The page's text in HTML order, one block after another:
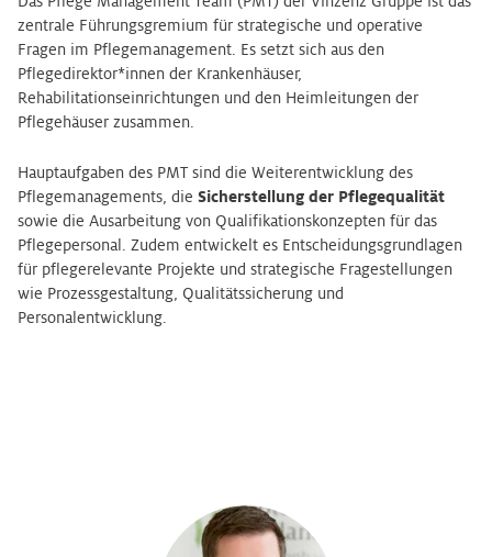
zentrale Führungsgremium für strategische und operative
Fragen im Pflegemanagement. Es setzt sich aus den
Pflegedirektor*innen der Krankenhäuser,
Rehabilitationseinrichtungen und den Heimleitungen der
Pflegehäuser zusammen.
Hauptaufgaben des PMT sind die Weiterentwicklung des
Pflegemanagements, die Sicherstellung der Pflegequalität
sowie die Ausarbeitung von Qualifikationskonzepten für das
Pflegepersonal. Zudem entwickelt es Entscheidungsgrundlagen
für pflegerelevante Projekte und strategische Fragestellungen
wie Prozessgestaltung, Qualitätssicherung und
Personalentwicklung.